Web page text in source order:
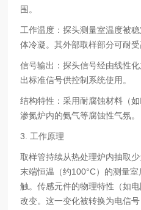
围。
工作温度：探头测量室温度被
体冷凝。其外部取样部分可耐受
信号输出：探头信号经由线性
出标准信号供控制系统使用。
结构特性：采用耐腐蚀材料（
渗氮炉内的氨气等腐蚀性气氛。
3. 工作原理
取样管持续从热处理炉内抽取
末端恒温（约100°C）的测量
触。传感元件的物理特性（如
改变。这一变化被转换为电信